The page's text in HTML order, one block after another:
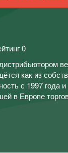
0
как из
с 1997 года
в Европе